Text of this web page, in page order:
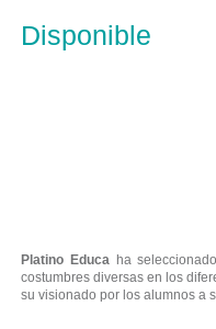
Disponible
Platino Educaha
costumbres diversas en los
su visionado por los alumnos a